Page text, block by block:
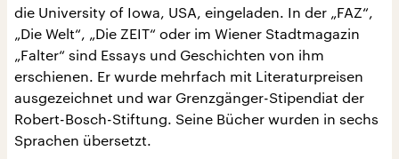
die University of Iowa, USA, eingeladen. In der „FAZ“,
„Die Welt“, „Die ZEIT“ oder im Wiener Stadtmagazin
„Falter“ sind Essays und Geschichten von ihm
erschienen. Er wurde mehrfach mit Literaturpreisen
ausgezeichnet und war Grenzgänger-Stipendiat der
Robert-Bosch-Stiftung. Seine Bücher wurden in sechs
Sprachen übersetzt.